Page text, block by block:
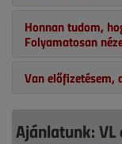
Honnan tudom,
Folyamatosan
Van
Ajánlatunk: VL